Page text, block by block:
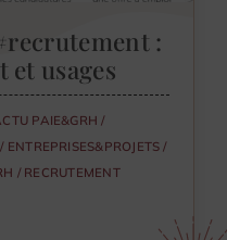
:
et usages
PAIE&GRH /
/ ENTREPRISES&PROJETS /
/ RECRUTEMENT